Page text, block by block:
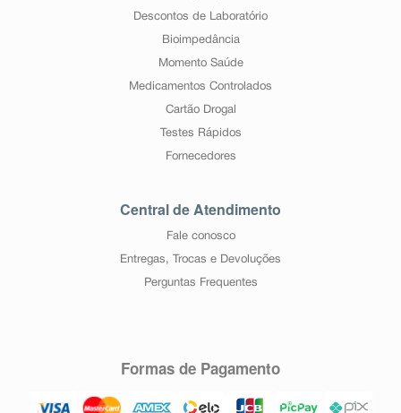
Descontos de Laboratório
Bioimpedância
Momento Saúde
Medicamentos Controlados
Cartão Drogal
Testes Rápidos
Fornecedores
Central de Atendimento
Fale conosco
Entregas, Trocas e Devoluções
Perguntas Frequentes
Formas de Pagamento